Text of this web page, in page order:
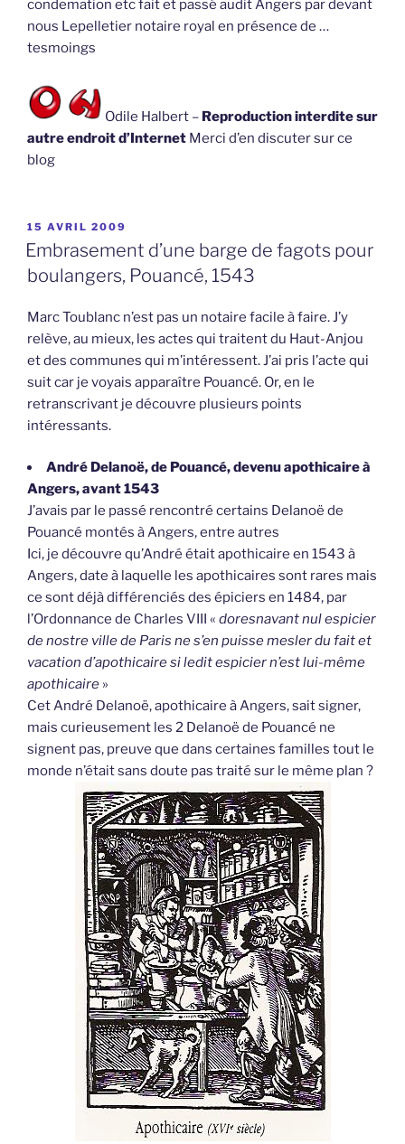
condemation etc fait et passé audit Angers par devant
nous Lepelletier notaire royal en présence de …
tesmoings
Odile Halbert – Reproduction interdite sur
autre endroit d’Internet Merci d’en discuter sur ce
blog
PUBLIÉ
LE
15 AVRIL 2009
Embrasement d’une barge de fagots pour
boulangers, Pouancé, 1543
Marc Toublanc n’est pas un notaire facile à faire. J’y
relève, au mieux, les actes qui traitent du Haut-Anjou
et des communes qui m’intéressent. J’ai pris l’acte qui
suit car je voyais apparaître Pouancé. Or, en le
retranscrivant je découvre plusieurs points
intéressants.
André Delanoë, de Pouancé, devenu apothicaire à
Angers, avant 1543
J’avais par le passé rencontré certains Delanoë de
Pouancé montés à Angers, entre autres
Ici, je découvre qu’André était apothicaire en 1543 à
Angers, date à laquelle les apothicaires sont rares mais
ce sont déjà différenciés des épiciers en 1484, par
l’Ordonnance de Charles VIII « doresnavant nul espicier
de nostre ville de Paris ne s’en puisse mesler du fait et
vacation d’apothicaire si ledit espicier n’est lui-même
apothicaire »
Cet André Delanoë, apothicaire à Angers, sait signer,
mais curieusement les 2 Delanoë de Pouancé ne
signent pas, preuve que dans certaines familles tout le
monde n’était sans doute pas traité sur le même plan ?